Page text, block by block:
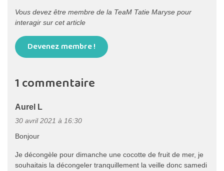
Vous devez être membre de la TeaM Tatie Maryse pour
interagir sur cet article
Devenez membre !
1 commentaire
Aurel L
30 avril 2021 à 16:30
Bonjour
Je décongèle pour dimanche une cocotte de fruit de mer, je
souhaitais la décongeler tranquillement la veille donc samedi